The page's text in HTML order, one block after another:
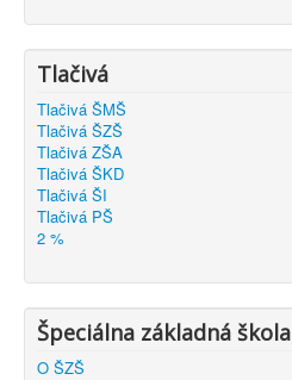
Tlačivá
Tlačivá ŠMŠ
Tlačivá ŠZŠ
Tlačivá ZŠA
Tlačivá ŠKD
Tlačivá ŠI
Tlačivá PŠ
2 %
Špeciálna základná škola
O ŠZŠ